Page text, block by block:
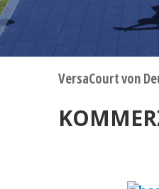
VersaCourt von